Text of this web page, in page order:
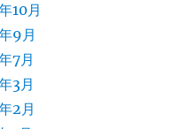
10月
9月
7月
3月
2月